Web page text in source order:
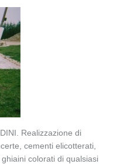
Realizzazione di
cementi elicotterati,
colorati di qualsiasi